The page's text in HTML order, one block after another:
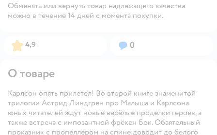
Обменять или вернуть товар надлежащего качества
можно в течение 14 дней с момента покупки.
Рейтинг:
4,9 Вопросов:
0
О товаре
Карлсон опять прилетел! Во второй книге знаменитой
трилогии Астрид Линдгрен про Малыша и Карлсона
юных читателей ждут новые весёлые проделки героев, а
также встреча с импозантной фрёкен Бок. Обаятельный
проказник с пропеллером на спине доводит до белого